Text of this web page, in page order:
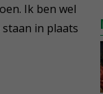
Ik ben wel
in plaats